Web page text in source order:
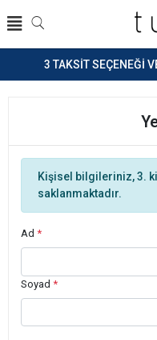
3 TAKSİT SEÇENEĞİ
Kişisel bilgileriniz, 3.
saklanmaktadır.
Ad *
Soyad *